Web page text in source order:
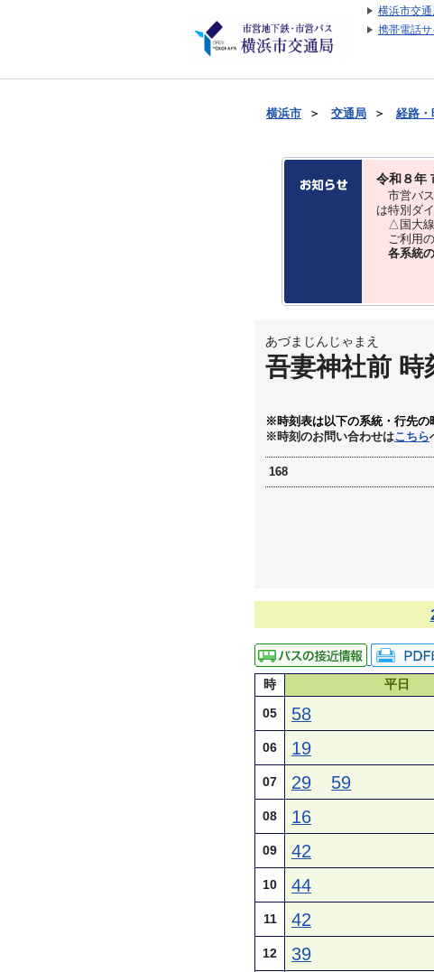
横浜市交通
携帯電話
横浜市 ＞ 交通局 ＞ 経路・
令和８年
市営バス
は特別ダ
△国大線
ご利用の
各系統
あづまじんじゃまえ
吾妻神社前 時
※時刻表は以下の系統・行先の
※時刻のお問い合わせはこちら
168
時 平日
05
58
06 19
07 29 59
08 16
09 42
10 44
11 42
12 39